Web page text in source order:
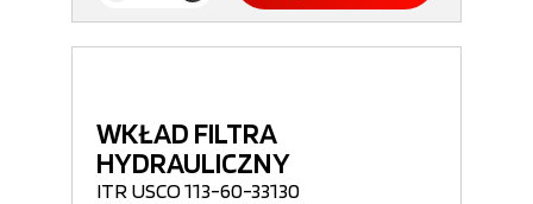
WKŁAD FILTRA
HYDRAULICZNY
ITR USCO 113-60-33130